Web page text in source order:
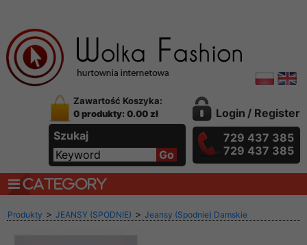
Zawartość Koszyka:
0 produkty: 0.00 zł
Szukaj
Login / Register
729 437 385
729 437 385
CATEGORY
Produkty > JEANSY (SPODNIE) > Jeansy (Spodnie) Damskie